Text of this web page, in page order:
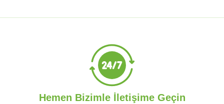
Hemen Bizimle İletişime Geçin